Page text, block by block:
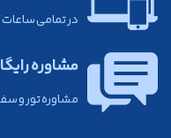
در تمامی
مشاوره
مشاوره تور و